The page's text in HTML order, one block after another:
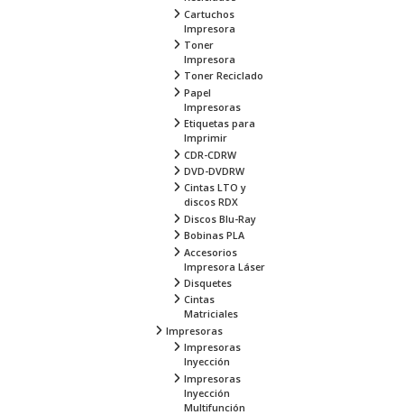
Cartuchos
Impresora
Toner
Impresora
Toner Reciclado
Papel
Impresoras
Etiquetas para
Imprimir
CDR-CDRW
DVD-DVDRW
Cintas LTO y
discos RDX
Discos Blu-Ray
Bobinas PLA
Accesorios
Impresora Láser
Disquetes
Cintas
Matriciales
Impresoras
Impresoras
Inyección
Impresoras
Inyección
Multifunción